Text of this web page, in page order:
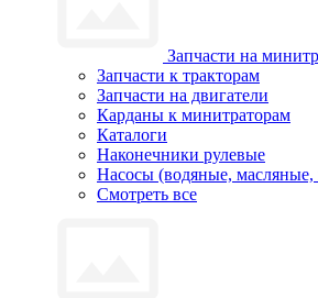
Запчасти на
Запчасти к тракторам
Запчасти на двигатели
Карданы к минитраторам
Каталоги
Наконечники рулевые
Насосы (водяные, масляные,
Смотреть все